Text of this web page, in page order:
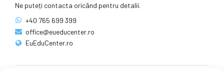
Ne puteți contacta oricând pentru detalii.
+40 765 699 399
office@eueducenter.ro
EuEduCenter.ro